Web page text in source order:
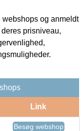
og anmeldt
prisniveau,
Link
Besøg webshop